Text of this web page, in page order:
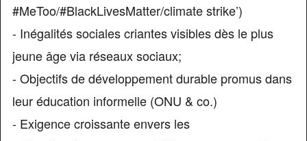
#MeToo/#BlackLivesMatter/climate strike’)
- Inégalités sociales criantes visibles dès le plus
jeune âge via réseaux sociaux;
- Objectifs de développement durable promus dans
leur éducation informelle (ONU & co.)
- Exigence croissante envers les